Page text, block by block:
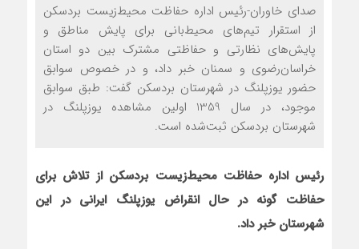
صدای خاوران-رئیس اداره حفاظت محیط‌زیست بردسکن
از استقرار تیم‌های محیط‌بانی برای پایش مناطق و
پایش‌های نظارتی و حفاظتی مشترک بین دو استان
خراسان‌رضوی و سمنان خبر داد، و در خصوص سوابق
حضور یوزپلنگ در شهرستان بردسکن گفت: طبق سوابق
موجود، در سال 1359 اولین مشاهده یوزپلنگ در
شهرستان بردسکن ثبت‌شده است.
رئیس اداره حفاظت محیط‌زیست بردسکن از تلاش برای
حفاظت گونه در حال انقراض یوزپلنگ ایرانی در این
شهرستان خبر داد.